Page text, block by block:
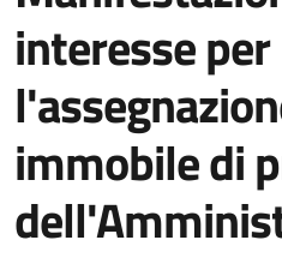
interesse per
immobile di